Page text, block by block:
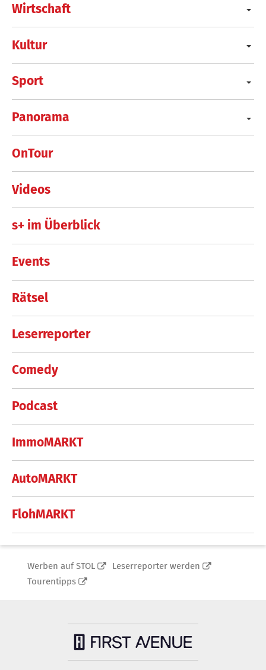
Wirtschaft
Kultur
Sport
Panorama
OnTour
Videos
s+ im Überblick
Events
Rätsel
Leserreporter
Comedy
Podcast
ImmoMARKT
AutoMARKT
FlohMARKT
Werben auf STOL
Leserreporter werden
Tourentipps